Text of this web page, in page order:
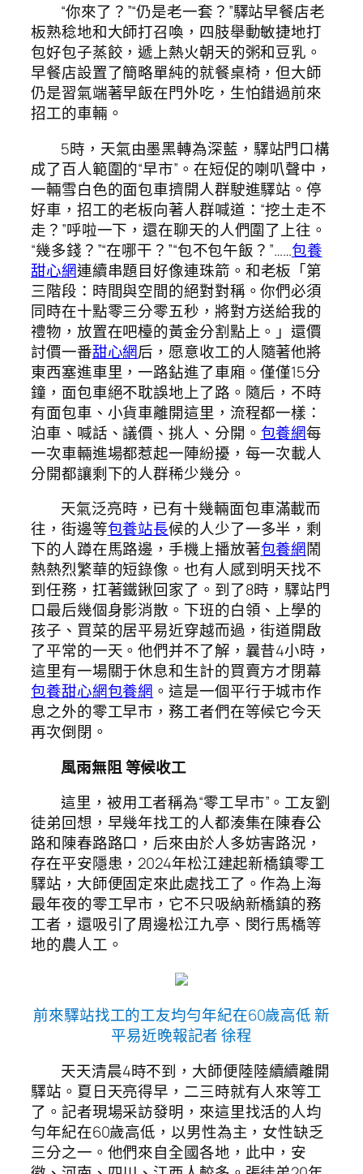
“你來了？”“仍是老一套？”驛站早餐店老
板熟稔地和大師打召喚，四肢舉動敏捷地打
包好包子蒸餃，遞上熱火朝天的粥和豆乳。
早餐店設置了簡略單純的就餐桌椅，但大師
仍是習氣端著早飯在門外吃，生怕錯過前來
招工的車輛。
5時，天氣由墨黑轉為深藍，驛站門口構
成了百人範圍的“早市”。在短促的喇叭聲中，
一輛雪白色的面包車擠開人群駛進驛站。停
好車，招工的老板向著人群喊道：“挖土走不
走？”呼啦一下，還在聊天的人們圍了上往。
“幾多錢？”“在哪干？”“包不包午飯？”……包養
甜心網連續串題目好像連珠箭。和老板「第
三階段：時間與空間的絕對對稱。你們必須
同時在十點零三分零五秒，將對方送給我的
禮物，放置在吧檯的黃金分割點上。」還價
討價一番甜心網后，愿意收工的人隨著他將
東西塞進車里，一路鉆進了車廂。僅僅15分
鐘，面包車絕不耽誤地上了路。隨后，不時
有面包車、小貨車離開這里，流程都一樣：
泊車、喊話、議價、挑人、分開。 包養網每
一次車輛進場都惹起一陣紛擾，每一次載人
分開都讓剩下的人群稀少幾分。
天氣泛亮時，已有十幾輛面包車滿載而
往，街邊等包養站長候的人少了一多半，剩
下的人蹲在馬路邊，手機上播放著包養網鬧
熱熱烈繁華的短錄像。也有人感到明天找不
到任務，扛著鐵鍬回家了。到了8時，驛站門
口最后幾個身影消散。下班的白領、上學的
孩子、買菜的居平易近穿越而過，街道開啟
了平常的一天。他們并不了解，曩昔4小時，
這里有一場關于休息和生計的買賣方才閉幕
包養甜心網包養網 。這是一個平行于城市作
息之外的零工早市，務工者們在等候它今天
再次倒閉。
風雨無阻 等候收工
這里，被用工者稱為“零工早市”。工友劉
徒弟回想，早幾年找工的人都湊集在陳春公
路和陳春路路口，后來由於人多妨害路況，
存在平安隱患，2024年松江建起新橋鎮零工
驛站，大師便固定來此處找工了。作為上海
最年夜的零工早市，它不只吸納新橋鎮的務
工者，還吸引了周邊松江九亭、閔行馬橋等
地的農人工。
前來驛站找工的工友均勻年紀在60歲高低 新
平易近晚報記者 徐程
天天清晨4時不到，大師便陸陸續續離開
驛站。夏日天亮得早，二三時就有人來等工
了。記者現場采訪發明，來這里找活的人均
勻年紀在60歲高低，以男性為主，女性缺乏
三分之一。他們來自全國各地，此中，安